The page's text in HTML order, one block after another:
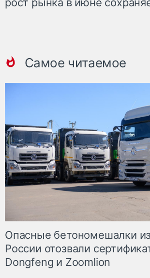
Самое читаемое
Опасные бетономешалки
России отозвали
Dongfeng и Zoomlion